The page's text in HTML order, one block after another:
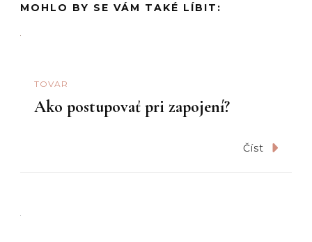
MOHLO BY SE VÁM TAKÉ LÍBIT:
TOVAR
Ako postupovať pri zapojení?
Číst